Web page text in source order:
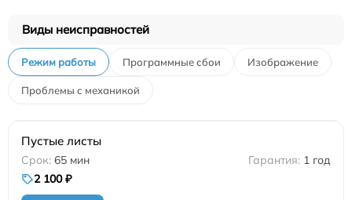
Виды неисправностей
Режим работы Программные сбои Изображение
Проблемы с механикой
Пустые листы
65 мин
1 год
2 100 ₽